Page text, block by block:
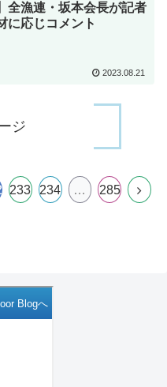
全漁連・坂本会長が記者
に応じコメント
2023.08.21
ジ
233 234 … 285